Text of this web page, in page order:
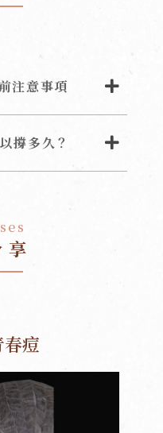
注意事項
撐多久？
痘